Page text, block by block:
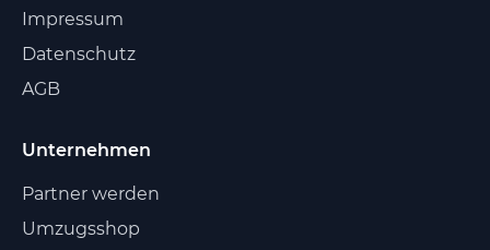
Impressum
Datenschutz
AGB
Unternehmen
Partner werden
Umzugsshop